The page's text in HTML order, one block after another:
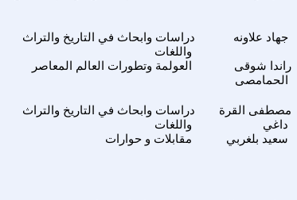
دراسات وابحاث في التاريخ والتراث
واللغات
جهاد علاونه
العولمة وتطورات العالم المعاصر
راندا شوقى
الحمامصى
دراسات وابحاث في التاريخ والتراث
واللغات
مصطفى القرة
داغي
مقابلات و حوارات سعيد بلغربي